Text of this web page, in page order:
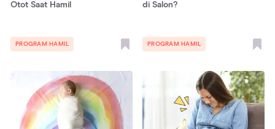
Otot Saat Hamil
PROGRAM HAMIL
di Salon?
PROGRAM HAMIL